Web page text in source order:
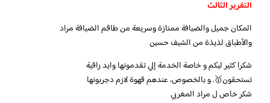
التقرير الثالث
المكان جميل والضيافة ممتازة وسريعة من طاقم الضيافة مراد
والأطباق لذيذة من الشيف حسين
شكرا كثير ليكم و خاصة الخدمة إلي تقدمونها وايد راقية
تستحقون🥇. و بالخصوص، عندهم قهوة لازم دجربونها
شكر خاص ل مراد المغربي